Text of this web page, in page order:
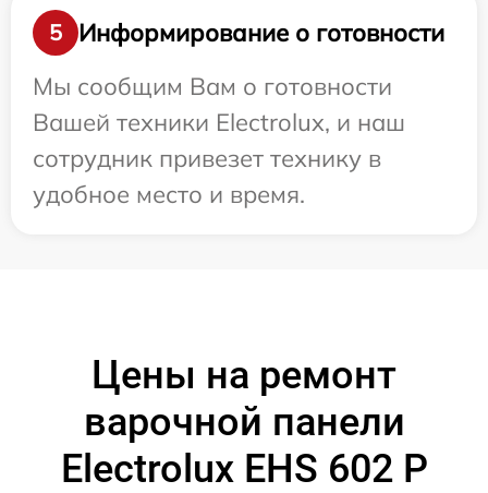
5
Информирование о готовности
Мы сообщим Вам о готовности
Вашей техники Electrolux, и наш
сотрудник привезет технику в
удобное место и время.
Цены на ремонт
варочной панели
Electrolux EHS 602 P